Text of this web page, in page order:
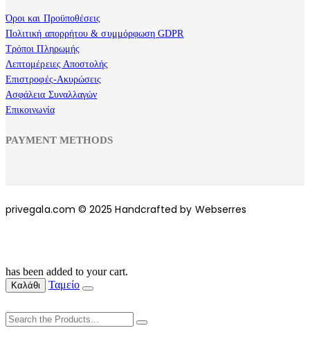
Όροι και Προϋποθέσεις
Πολιτική απορρήτου & συμμόρφωση GDPR
Τρόποι Πληρωμής
Λεπτομέρειες Αποστολής
Επιστροφές-Ακυρώσεις
Ασφάλεια Συναλλαγών
Επικοινωνία
PAYMENT METHODS
privegala.com © 2025 Handcrafted by Webserres
has been added to your cart.
Καλάθι Ταμείο